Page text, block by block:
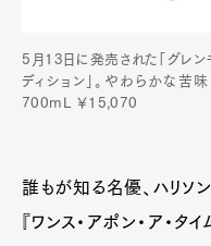
5月13日に発売された「グレン
ディション」。やわらかな苦
700mL ￥15,070
誰もが知る名優、ハリソ
『ワンス・アポン・ア・タ